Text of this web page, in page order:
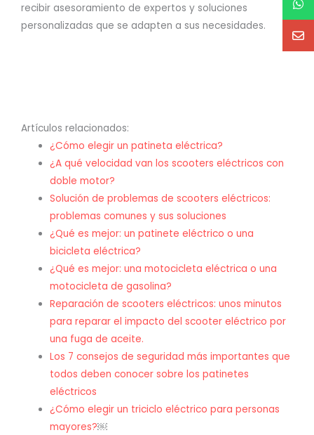
recibir asesoramiento de expertos y soluciones
personalizadas que se adapten a sus necesidades.
Artículos relacionados:
¿Cómo elegir un patineta eléctrica?
¿A qué velocidad van los scooters eléctricos con
doble motor?
Solución de problemas de scooters eléctricos:
problemas comunes y sus soluciones
¿Qué es mejor: un patinete eléctrico o una
bicicleta eléctrica?
¿Qué es mejor: una motocicleta eléctrica o una
motocicleta de gasolina?
Reparación de scooters eléctricos: unos minutos
para reparar el impacto del scooter eléctrico por
una fuga de aceite.
Los 7 consejos de seguridad más importantes que
todos deben conocer sobre los patinetes
eléctricos
¿Cómo elegir un triciclo eléctrico para personas
mayores?￼